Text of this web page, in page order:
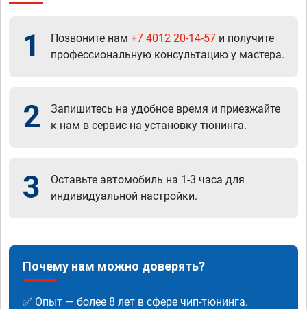
1 Позвоните нам +7 4012 20-14-57 и получите
профессиональную консультацию у мастера.
2
Запишитесь на удобное время и приезжайте
к нам в сервис на установку тюнинга.
3
Оставьте автомобиль на 1-3 часа для
индивидуальной настройки.
Почему нам можно доверять?
✅ Опыт — более 8 лет в сфере чип-тюнинга.